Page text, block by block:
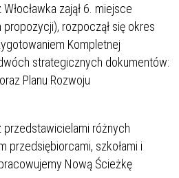
zajął 6. miejsce
rozpoczął się okres
Kompletnej
strategicznych dokumentów:
Planu Rozwoju
różnych
przedsiębiorcami, szkołami i
Nową Ścieżkę